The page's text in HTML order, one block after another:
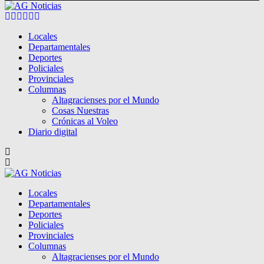
Facebook
Twitter
Instagram
Pinterest
Google
Locales
Departamentales
Deportes
Policiales
Provinciales
Columnas
Altagracienses por el Mundo
Cosas Nuestras
Crónicas al Voleo
Diario digital
Locales
Departamentales
Deportes
Policiales
Provinciales
Columnas
Altagracienses por el Mundo